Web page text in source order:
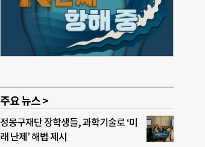
주요 뉴스 >
정몽구재단 장학생들, 과학기술로 ‘미
래 난제’ 해법 제시